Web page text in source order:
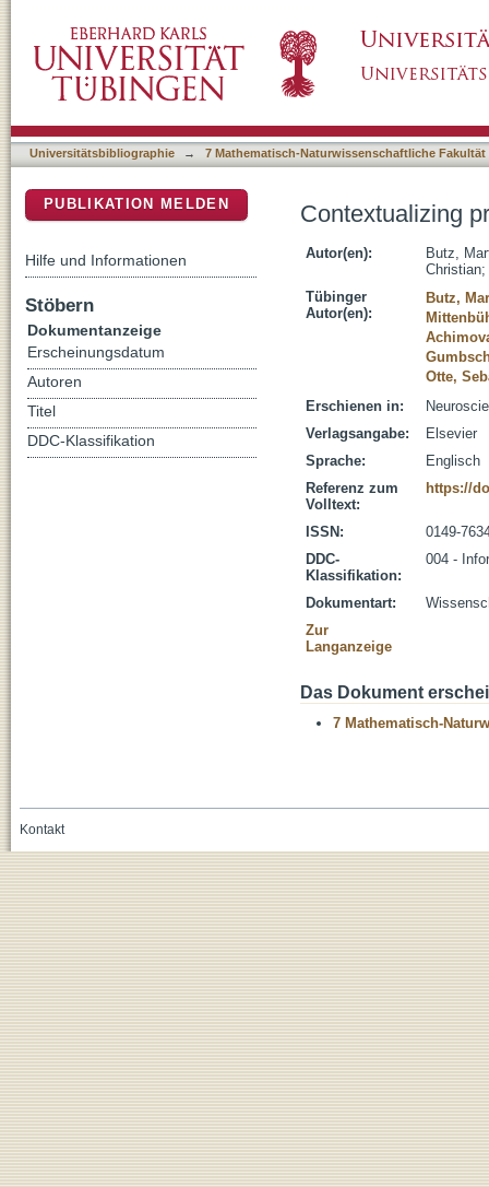
Universitätsbibliographie → 7 Mathematisch-Naturwissenschaftliche Fakultät
Contextualizing
Autor(en):
Butz,
Christian;
Tübinger
Autor(en):
Butz,
Otte,
Erschienen in:
Verlagsangabe:
Elsevier
Sprache:
Englisch
Referenz zum
Volltext:
https://
ISSN:
0149-
DDC-
Klassifikation:
004 -
Dokumentart:
Zur
Langanzeige
Das Dokument
7 Mathematisch-
PUBLIKATION MELDEN
Hilfe und Informationen
Stöbern
Dokumentanzeige
Erscheinungsdatum
Autoren
Titel
DDC-Klassifikation
Kontakt